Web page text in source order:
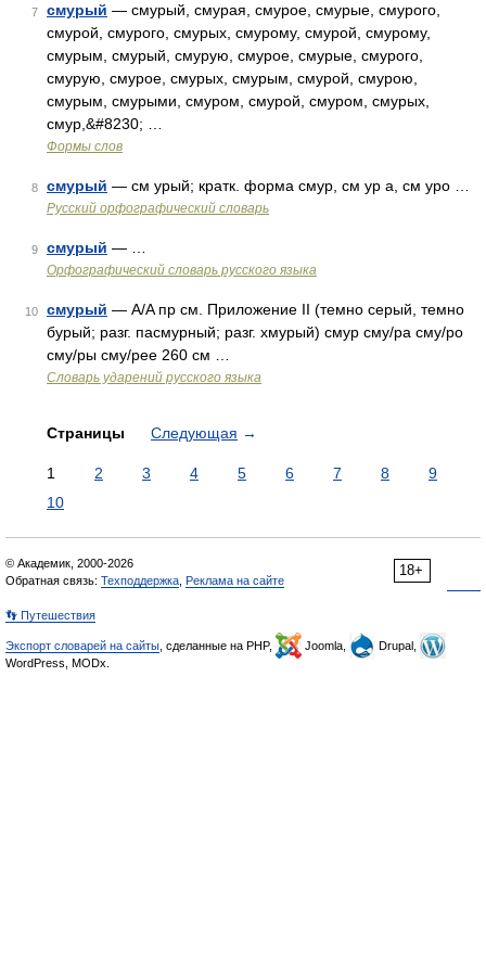
7 смурый — смурый, смурая, смурое, смурые, смурого,
смурой, смурого, смурых, смурому, смурой, смурому,
смурым, смурый, смурую, смурое, смурые, смурого,
смурую, смурое, смурых, смурым, смурой, смурою,
смурым, смурыми, смуром, смурой, смуром, смурых,
смур,&#8230; …
Формы слов
8 смурый — см урый; кратк. форма смур, см ур а, см уро …
Русский орфографический словарь
9 смурый — …
Орфографический словарь русского языка
10 смурый — A/A пр см. Приложение II (темно серый, темно
бурый; разг. пасмурный; разг. хмурый) смур сму/ра сму/ро
сму/ры сму/рее 260 см …
Словарь ударений русского языка
Страницы Следующая →
1 2 3 4 5 6 7 8
9
10
18+
© Академик, 2000-2026
Обратная связь: Техподдержка Реклама на сайте
👣 Путешествия
Экспорт словарей на сайты , сделанные на PHP, Joomla,
Drupal,
WordPress, MODx.